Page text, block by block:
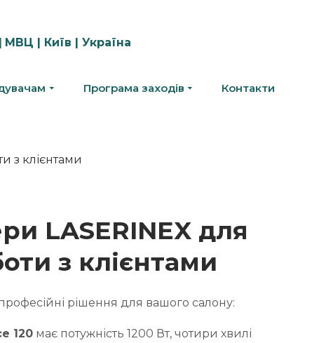
| МВЦ | Київ | Україна
Програма заходів Контакти
LASERINEX для
з клієнтами
рішення для вашого салону:
120 має потужність 1200 Вт, чотири хвилі